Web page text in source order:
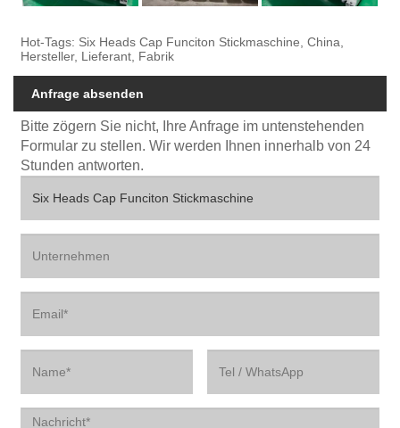
Hot-Tags: Six Heads Cap Funciton Stickmaschine, China,
Hersteller, Lieferant, Fabrik
Anfrage absenden
Bitte zögern Sie nicht, Ihre Anfrage im untenstehenden
Formular zu stellen. Wir werden Ihnen innerhalb von 24
Stunden antworten.